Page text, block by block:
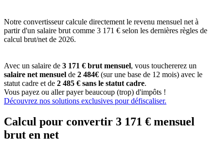
Notre convertisseur calcule directement le revenu mensuel net à
partir d'un salaire brut comme 3 171 € selon les dernières règles de
calcul brut/net de 2026.
Avec un salaire de 3 171 € brut mensuel, vous touchererez un
salaire net mensuel de 2 484€ (sur une base de 12 mois) avec le
statut cadre et de 2 485 € sans le statut cadre.
Vous payez ou aller payer beaucoup (trop) d'impôts !
Découvrez nos solutions exclusives pour défiscaliser.
Calcul pour convertir 3 171 € mensuel
brut en net